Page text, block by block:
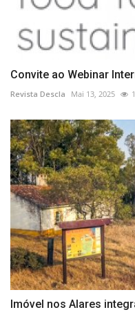
Convite ao Webinar
Revista Descla Mai 13, 2025
Imóvel nos Alares